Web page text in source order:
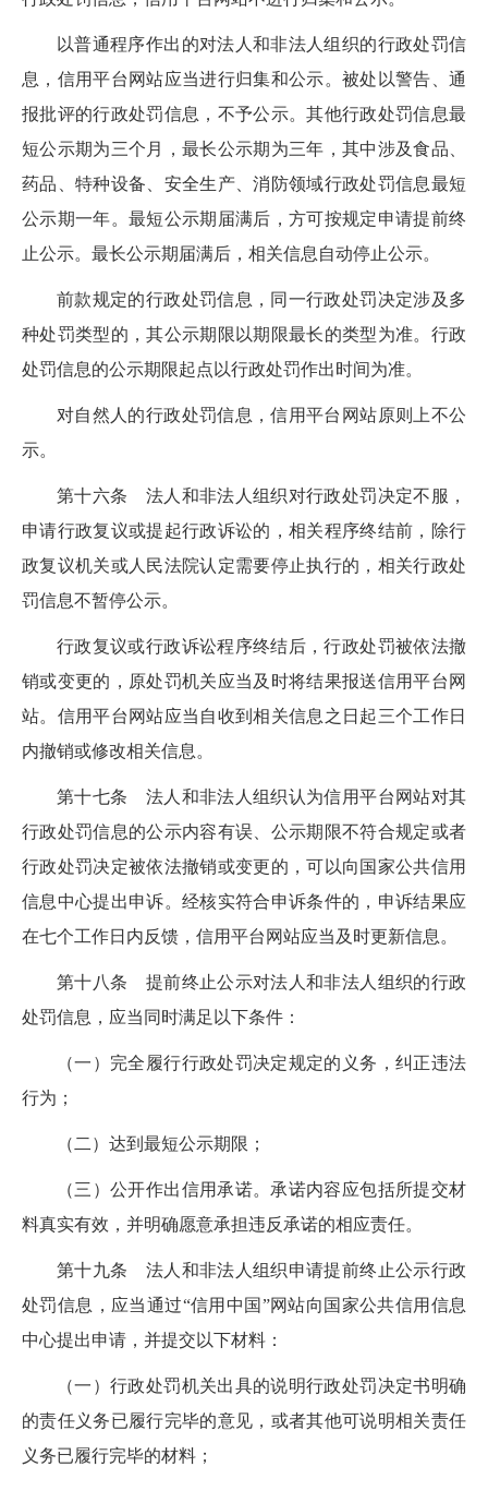
以普通程序作出的对法人和非法人组织的行政处罚信
息，信用平台网站应当进行归集和公示。 被处以警告、通
报批评的行政处罚信息，不予公示。其他行政处罚信息最
短公示期为三个月 ，最长公示期为三年，其中涉及食品、
药品、 特种设备、安全生产、消防领域行政处罚信息最短
公示期一年。最短公示期届满后，方可按规定申请提前终
止公示。 最长公示期届满后，相关信息自动停止公示。
前款规定的行政处罚信息，同一行政处罚决定涉及多
种处罚类型的，其公示期限 以期限最长的类型为准。行政
处罚信息的公示期限起点 以行政处罚作出时间为准。
对自然人的行政处罚信息，信用平台网站原则上不公
示。
第十六条 法人和非法人组织对行政处罚决定不服，
申请行政复议或提起行政诉讼的， 相关程序终结前，除行
政复议机关或人民法院认定需要停止执行的，相关行政处
罚信息不暂停公示。
行政复议或行政诉讼程序终结后，行政处罚被依法撤
销或变更的， 原处罚机关应当及时将结果报送信用平台网
站。 信用平台网站应当自收到相关信息之日起三个工作日
内撤销或修改相关信息。
第十七条 法人和非法人组织认为信用平台网站对其
行政处罚信息的公示内容有误、公示期限不符合规定或者
行政处罚决定被依法撤销或变更的，可以向 国家公共信用
信息中心提出申诉。经核实符合申诉条件的，申诉结果应
在七个工作日内反馈， 信用平台网站应当及时更新信息。
第十八条 提前终止公示对法人和非法人组织的行政
处罚信息，应当 同时满足以下条件：
（一）完全 履行行政处罚决定规定的义务，纠正违法
行为 ；
（二）达到最短公示期限；
（三）公开作出信用承诺。 承诺内容应包括所提交材
料真实有效，并明确愿意承担违反承诺的相应责任。
第十九条 法人和非法人组织申请提前终止公示行政
处罚信息，应当通过“信用中国”网站向国家公共信用信息
中心提出申请，并提交以下材料：
（一）行政处罚机关出具的说明行政处罚决定书明确
的责任义务已履行完毕的意见，或者其他可说明相关责任
义务已履行完毕的材料；